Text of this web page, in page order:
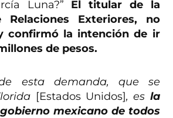
Luna?” El titular de la
Relaciones Exteriores, no
confirmó la intención de ir
de pesos.
esta demanda, que se
[Estados Unidos], es la
mexicano de todos